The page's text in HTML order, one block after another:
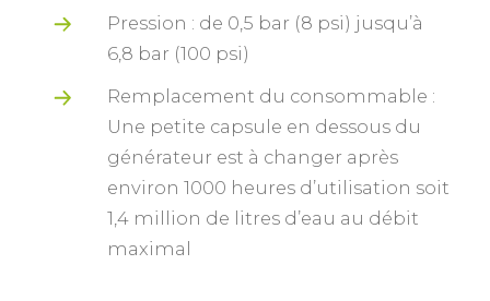
Pression : de 0,5 bar (8 psi) jusqu’à
6,8 bar (100 psi)
Remplacement du consommable :
Une petite capsule en dessous du
générateur est à changer après
environ 1000 heures d’utilisation soit
1,4 million de litres d’eau au débit
maximal